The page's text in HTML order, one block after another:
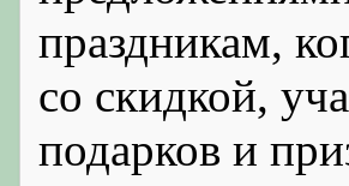
праздникам,
со скидкой,
подарков и